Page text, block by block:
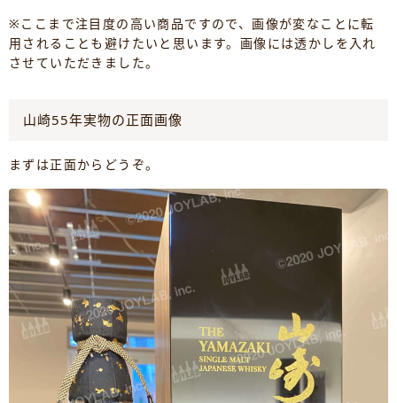
※ここまで注目度の高い商品ですので、画像が変なことに転
用されることも避けたいと思います。画像には透かしを入れ
させていただきました。
山崎55年実物の正面画像
まずは正面からどうぞ。